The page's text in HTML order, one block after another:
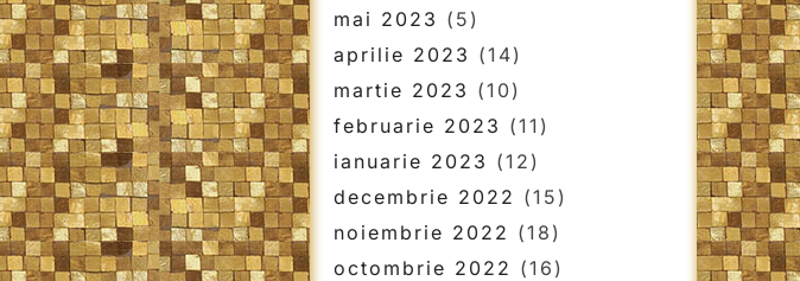
mai 2023 (5)
aprilie 2023 (14)
martie 2023 (10)
februarie 2023 (11)
ianuarie 2023 (12)
decembrie 2022 (15)
noiembrie 2022 (18)
octombrie 2022 (16)